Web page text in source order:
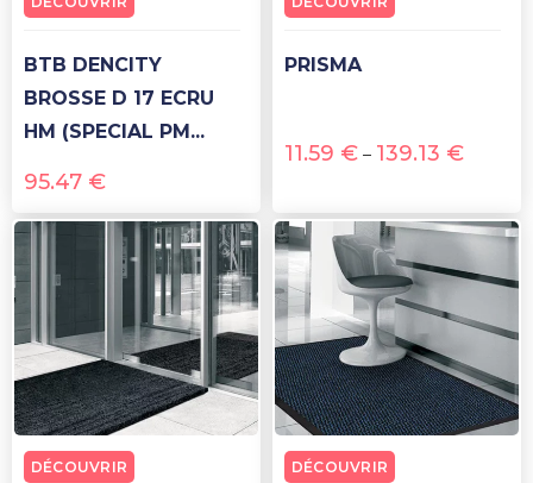
BTB DENCITY
BROSSE D 17 ECRU
HM (SPECIAL PM...
95.47 €
PRISMA
11.59 € – 139.13 €
DÉCOUVRIR DÉCOUVRIR